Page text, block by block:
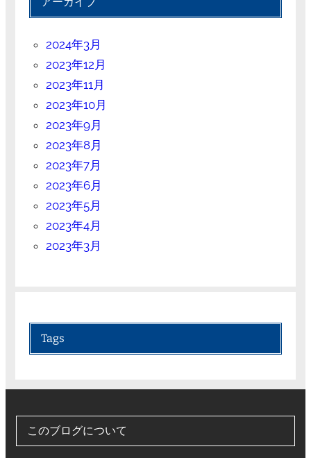
2024年3月
2023年12月
2023年11月
2023年10月
2023年9月
2023年8月
2023年7月
2023年6月
2023年5月
2023年4月
2023年3月
Tags
このブログについて